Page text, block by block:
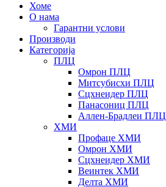
Хоме
О нама
Гарантни услови
Производи
Категорија
ПЛЦ
Омрон ПЛЦ
Митсубисхи ПЛЦ
Сцхнеидер ПЛЦ
Панасониц ПЛЦ
Аллен-Брадлеи ПЛЦ
ХМИ
Профаце ХМИ
Омрон ХМИ
Сцхнеидер ХМИ
Веинтек ХМИ
Делта ХМИ